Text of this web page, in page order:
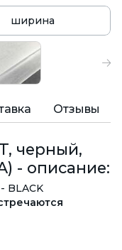
ширина
Отзывы
черный,
- описание:
BLACK